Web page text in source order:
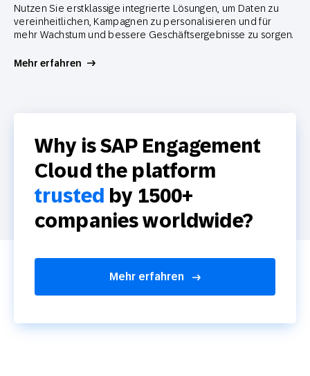
Nutzen Sie erstklassige integrierte Lösungen, um Daten zu
vereinheitlichen, Kampagnen zu personalisieren und für
mehr Wachstum und bessere Geschäftsergebnisse zu sorgen.
Mehr erfahren
Why is SAP Engagement
Cloud the platform
trusted by 1500+
companies worldwide?
Mehr erfahren